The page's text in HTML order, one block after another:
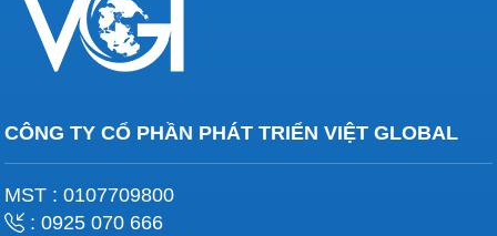
CÔNG TY CỔ PHẦN PHÁT TRIỂN VIỆT GLOBAL
MST : 0107709800
: 0925 070 666